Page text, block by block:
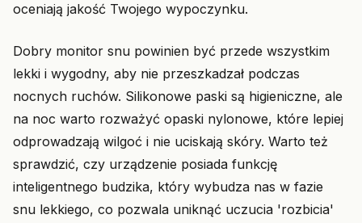
oceniają jakość Twojego wypoczynku.
Dobry monitor snu powinien być przede wszystkim
lekki i wygodny, aby nie przeszkadzał podczas
nocnych ruchów. Silikonowe paski są higieniczne, ale
na noc warto rozważyć opaski nylonowe, które lepiej
odprowadzają wilgoć i nie uciskają skóry. Warto też
sprawdzić, czy urządzenie posiada funkcję
inteligentnego budzika, który wybudza nas w fazie
snu lekkiego, co pozwala uniknąć uczucia 'rozbicia'